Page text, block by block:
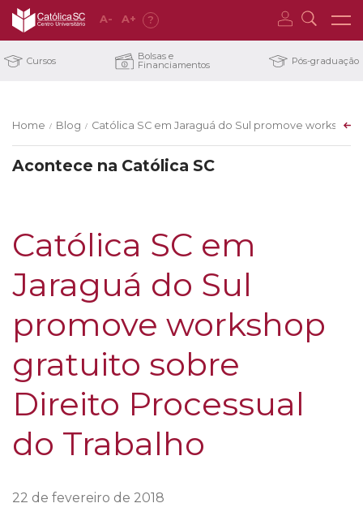
A- A+ ?
Cursos Bolsas e
Financiamentos Pós-graduação
Home / Blog / Católica SC em Jaraguá do Sul promove
Acontece na Católica SC
Católica SC em
Jaraguá do Sul
promove workshop
gratuito sobre
Direito Processual
do Trabalho
22 de fevereiro de 2018